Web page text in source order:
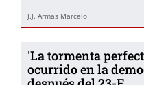
J.J. Armas Marcelo
'La tormenta
ocurrido en la